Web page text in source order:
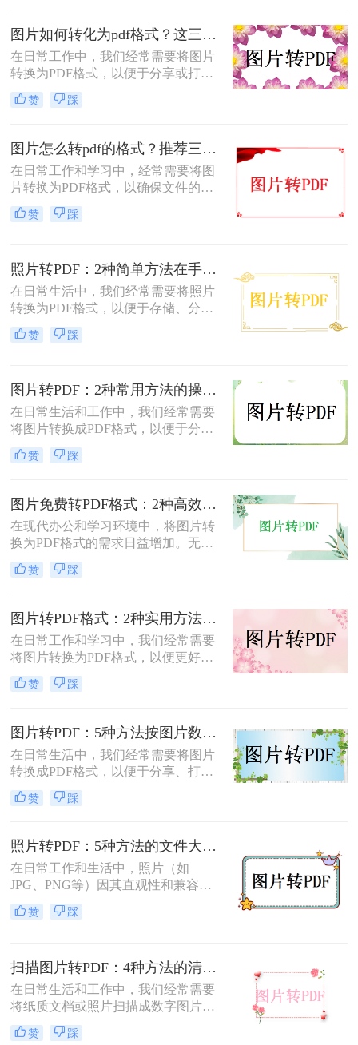
文将介绍三种常见的图片转PDF方
法。
图片如何转化为pdf格式？这三个实用指南收好！
在日常工作中，我们经常需要将图片
转换为PDF格式，以便于分享或打
印。那么图片如何转化为pdf格式呢？
本文将介绍三种将图片转化为PDF格
和适用场景，您可以根据自己的需求
选择最合适的方式。
赞 踩
图片怎么转pdf的格式？推荐三种实用的方法！
在日常工作和学习中，经常需要将图
片转换为PDF格式，以确保文件的格
式和排版保持不变，同时方便分享和
传递。那么图片怎么转PDF的格式
赞 踩
照片转PDF：2种简单方法在手机端和电脑端的操作差异！
在日常生活中，我们经常需要将照片
转换为PDF格式，以便于存储、分享
和打印。那么照片转pdf怎么弄呢？下
面将介绍两种简单实用的方法，帮助
赞 踩
图片转PDF：2种常用方法的操作步骤和格式保留设置！
在日常生活和工作中，我们经常需要
将图片转换成PDF格式，以便于分
享、打印或存档。那么如何把图片转
换成PDF呢？本文将介绍两种常用的
赞 踩
图片免费转PDF格式：2种高效方法的转换速度和画质损失对比！
在现代办公和学习环境中，将图片转
换为PDF格式的需求日益增加。无论
是为了更好地保存、传输还是打印图
片，PDF格式因其跨平台兼容性和格
怎么转换成pdf格式免费呢？本文将介
绍两种免费且高效的图片转PDF的方
法。
赞 踩
图片转PDF格式：2种实用方法的关键参数和输出质量对比！
在日常工作和学习中，我们经常需要
将图片转换为PDF格式，以便更好地
保存、分享和打印。那么如何将图片
转换为pdf格式呢？本文将介绍两种将
赞 踩
图片转PDF：5种方法按图片数量和文件大小选，大的别用在线！
在日常生活中，我们经常需要将图片
转换成PDF格式，以便于分享、打印
或存档。那么图片如何转换成pdf呢？
本文将介绍几种将图片转换成PDF的
换方式。
赞 踩
照片转PDF：5种方法的文件大小限制和画质保留实测！
在日常工作和生活中，照片（如
JPG、PNG等）因其直观性和兼容性
被广泛使用。然而，在需要整合多张
照片、提高安全性或便于打印时，将
文将详细介绍5种将照片转换为PDF的
常用高效方法，帮助用户根据需求选
择最适合的方案。
赞 踩
扫描图片转PDF：4种方法的清晰度和文件体积对比!
在日常生活和工作中，我们经常需要
将纸质文档或照片扫描成数字图片，
并进一步将这些图片转换成PDF格
式，以便于分享、存储和查阅。那么
赞 踩